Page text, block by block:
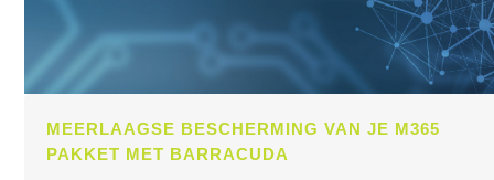
MEERLAAGSE BESCHERMING VAN JE M365
PAKKET MET BARRACUDA